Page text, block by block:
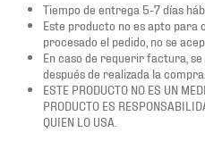
Tiempo de entrega 5-7 días
Este producto no es apto para
procesado el pedido, no se
En caso de requerir factura,
después de realizada la compra.
ESTE PRODUCTO NO ES UN
PRODUCTO ES
QUIEN LO USA.